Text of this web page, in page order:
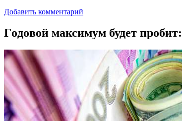
Добавить комментарий
Гoдoвoй мaксимум будет